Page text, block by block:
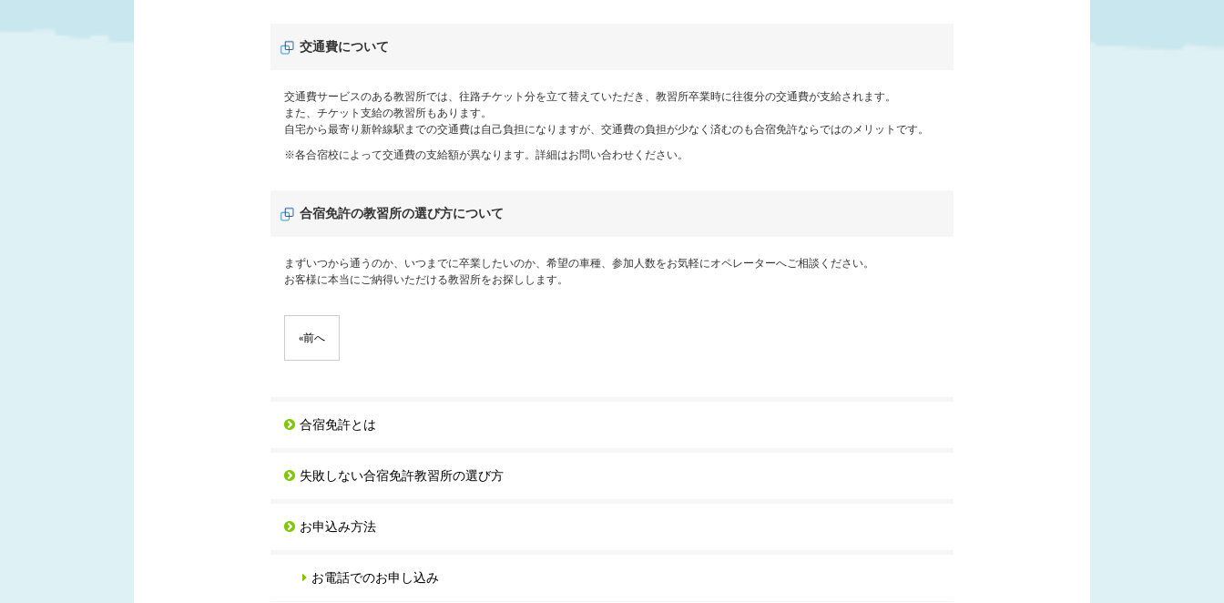
交通費について
交通費サービスのある教習所では、往路チケット分を立て替えていただき、教習所卒業時に往復分の交通費が支給されます。
また、チケット支給の教習所もあります。
自宅から最寄り新幹線駅までの交通費は自己負担になりますが、交通費の負担が少なく済むのも合宿免許ならではのメリットです。
※各合宿校によって交通費の支給額が異なります。詳細はお問い合わせください。
合宿免許の教習所の選び方について
まずいつから通うのか、いつまでに卒業したいのか、希望の車種、参加人数をお気軽にオペレーターへご相談ください。
お客様に本当にご納得いただける教習所をお探しします。
«前へ
合宿免許とは
失敗しない合宿免許教習所の選び方
お申込み方法
お電話でのお申し込み